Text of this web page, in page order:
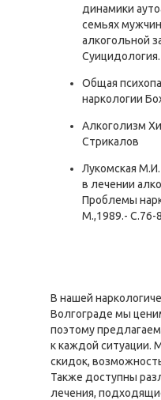
динамики
семьях
алкогольной
Общая
наркологии
Алкоголизм
Стрикалов
Лукомская
в лечении
Проблемы
М.,1989.- С.76-
В нашей
Волгограде мы
поэтому
к каждой ситуации.
скидок,
Также доступны
лечения,